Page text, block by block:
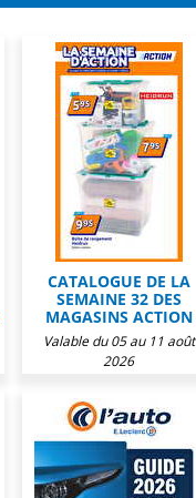
CATALOGUE DE LA
SEMAINE 32 DES
MAGASINS ACTION
Valable du 05 au 11 août
2026